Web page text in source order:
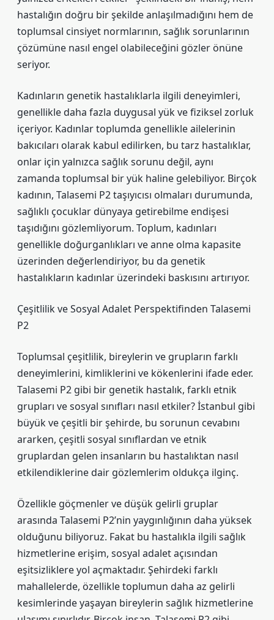
hastalığın doğru bir şekilde anlaşılmadığını hem de
toplumsal cinsiyet normlarının, sağlık sorunlarının
çözümüne nasıl engel olabileceğini gözler önüne
seriyor.
Kadınların genetik hastalıklarla ilgili deneyimleri,
genellikle daha fazla duygusal yük ve fiziksel zorluk
içeriyor. Kadınlar toplumda genellikle ailelerinin
bakıcıları olarak kabul edilirken, bu tarz hastalıklar,
onlar için yalnızca sağlık sorunu değil, aynı
zamanda toplumsal bir yük haline gelebiliyor. Birçok
kadının, Talasemi P2 taşıyıcısı olmaları durumunda,
sağlıklı çocuklar dünyaya getirebilme endişesi
taşıdığını gözlemliyorum. Toplum, kadınları
genellikle doğurganlıkları ve anne olma kapasite
üzerinden değerlendiriyor, bu da genetik
hastalıkların kadınlar üzerindeki baskısını artırıyor.
Çeşitlilik ve Sosyal Adalet Perspektifinden Talasemi
P2
Toplumsal çeşitlilik, bireylerin ve grupların farklı
deneyimlerini, kimliklerini ve kökenlerini ifade eder.
Talasemi P2 gibi bir genetik hastalık, farklı etnik
grupları ve sosyal sınıfları nasıl etkiler? İstanbul gibi
büyük ve çeşitli bir şehirde, bu sorunun cevabını
ararken, çeşitli sosyal sınıflardan ve etnik
gruplardan gelen insanların bu hastalıktan nasıl
etkilendiklerine dair gözlemlerim oldukça ilginç.
Özellikle göçmenler ve düşük gelirli gruplar
arasında Talasemi P2’nin yaygınlığının daha yüksek
olduğunu biliyoruz. Fakat bu hastalıkla ilgili sağlık
hizmetlerine erişim, sosyal adalet açısından
eşitsizliklere yol açmaktadır. Şehirdeki farklı
mahallelerde, özellikle toplumun daha az gelirli
kesimlerinde yaşayan bireylerin sağlık hizmetlerine